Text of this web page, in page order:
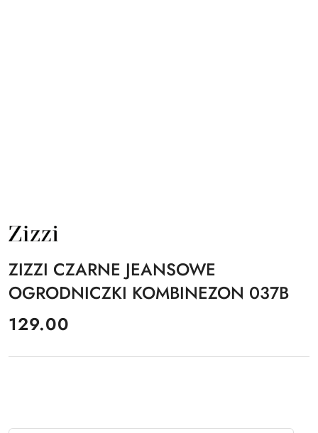
NAZWA
PRODUCENTA:
ZIZZI CZARNE JEANSOWE
OGRODNICZKI KOMBINEZON 037B
cena:
129.00